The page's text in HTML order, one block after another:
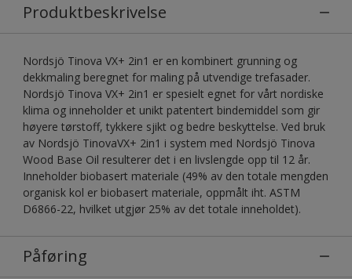
Produktbeskrivelse
Nordsjö Tinova VX+ 2in1 er en kombinert grunning og
dekkmaling beregnet for maling på utvendige trefasader.
Nordsjö Tinova VX+ 2in1 er spesielt egnet for vårt nordiske
klima og inneholder et unikt patentert bindemiddel som gir
høyere tørstoff, tykkere sjikt og bedre beskyttelse. Ved bruk
av Nordsjö TinovaVX+ 2in1 i system med Nordsjö Tinova
Wood Base Oil resulterer det i en livslengde opp til 12 år.
Inneholder biobasert materiale (49% av den totale mengden
organisk kol er biobasert materiale, oppmålt iht. ASTM
D6866-22, hvilket utgjør 25% av det totale inneholdet).
Påføring